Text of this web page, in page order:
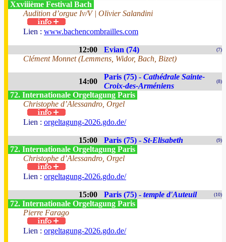
Xxviiième Festival Bach
Audition d’orgue Iv/V | Olivier Salandini
Lien : www.bachencombrailles.com
12:00 Evian (74) (7)
Clément Monnet (Lemmens, Widor, Bach, Bizet)
14:00
Paris (75) - Cathédrale Sainte-
Croix-des-Arméniens
(8)
72. Internationale Orgeltagung Paris
Christophe d’Alessandro, Orgel
Lien : orgeltagung-2026.gdo.de/
15:00 Paris (75) - St-Elisabeth (9)
72. Internationale Orgeltagung Paris
Christophe d’Alessandro, Orgel
Lien : orgeltagung-2026.gdo.de/
15:00 Paris (75) - temple d'Auteuil (10)
72. Internationale Orgeltagung Paris
Pierre Farago
Lien : orgeltagung-2026.gdo.de/